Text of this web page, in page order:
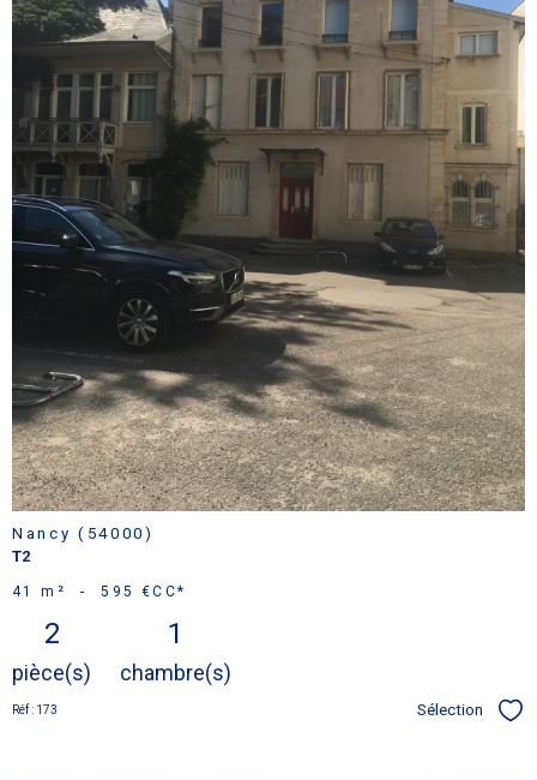
voir le
bien
Nancy (54000)
T2
41 m² - 595 €CC*
2
pièce(s)
1
chambre(s)
Réf : 173 Sélection